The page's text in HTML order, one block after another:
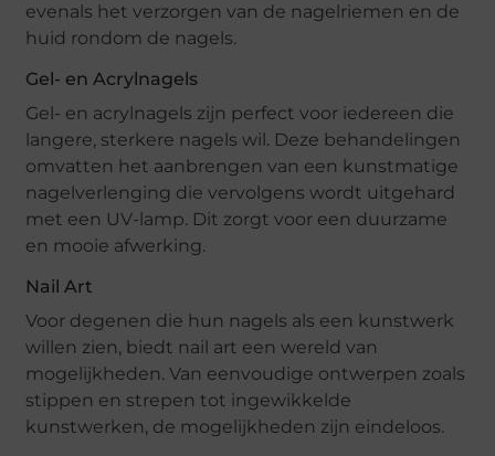
evenals het verzorgen van de nagelriemen en de
huid rondom de nagels.
Gel- en Acrylnagels
Gel- en acrylnagels zijn perfect voor iedereen die
langere, sterkere nagels wil. Deze behandelingen
omvatten het aanbrengen van een kunstmatige
nagelverlenging die vervolgens wordt uitgehard
met een UV-lamp. Dit zorgt voor een duurzame
en mooie afwerking.
Nail Art
Voor degenen die hun nagels als een kunstwerk
willen zien, biedt nail art een wereld van
mogelijkheden. Van eenvoudige ontwerpen zoals
stippen en strepen tot ingewikkelde
kunstwerken, de mogelijkheden zijn eindeloos.